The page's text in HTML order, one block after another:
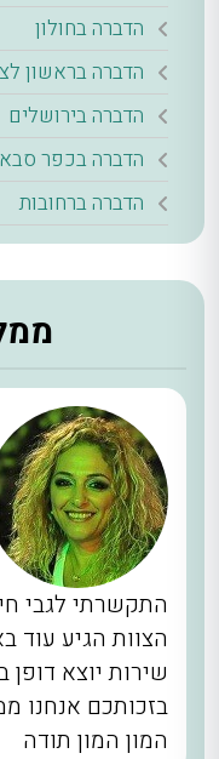
הדברה בחולון
הדברה בראשון
הדברה בירושלים
הדברה בכפר סבא
הדברה ברחובות
התקשרתי לגבי
הצוות הגיע עוד
שירות יוצא
בזכותכם אנחנו
המון המון תודה